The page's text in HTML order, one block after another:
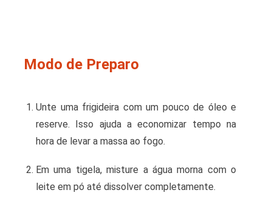
Modo de Preparo
Unte uma frigideira com um pouco de óleo e
reserve. Isso ajuda a economizar tempo na
hora de levar a massa ao fogo.
Em uma tigela, misture a água morna com o
leite em pó até dissolver completamente.